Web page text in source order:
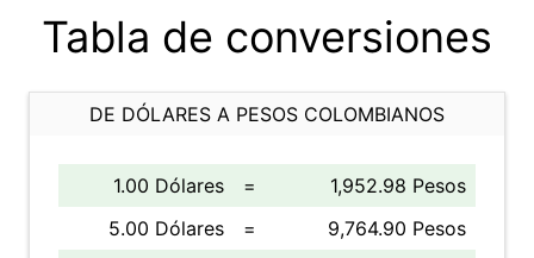
Tabla de conversiones
DE DÓLARES A PESOS COLOMBIANOS
1.00 Dólares =
1,952.98 Pesos
5.00 Dólares
=
9,764.90 Pesos